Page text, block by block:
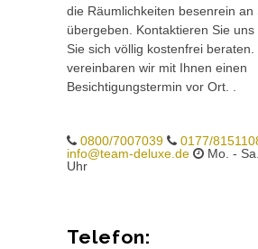
die Räumlichkeiten besenrein an
übergeben. Kontaktieren Sie uns
Sie sich völlig kostenfrei beraten.
vereinbaren wir mit Ihnen einen
Besichtigungstermin vor Ort. .
0800/7007039
0177/
info@team-deluxe.de
Mo. -
Uhr
Telefon: